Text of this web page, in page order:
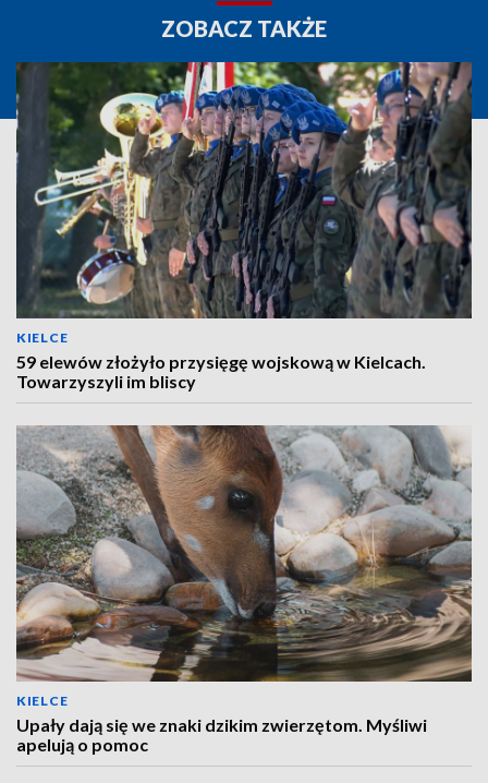
ZOBACZ TAKŻE
KIELCE
59 elewów złożyło przysięgę wojskową w Kielcach.
Towarzyszyli im bliscy
KIELCE
Upały dają się we znaki dzikim zwierzętom. Myśliwi
apelują o pomoc